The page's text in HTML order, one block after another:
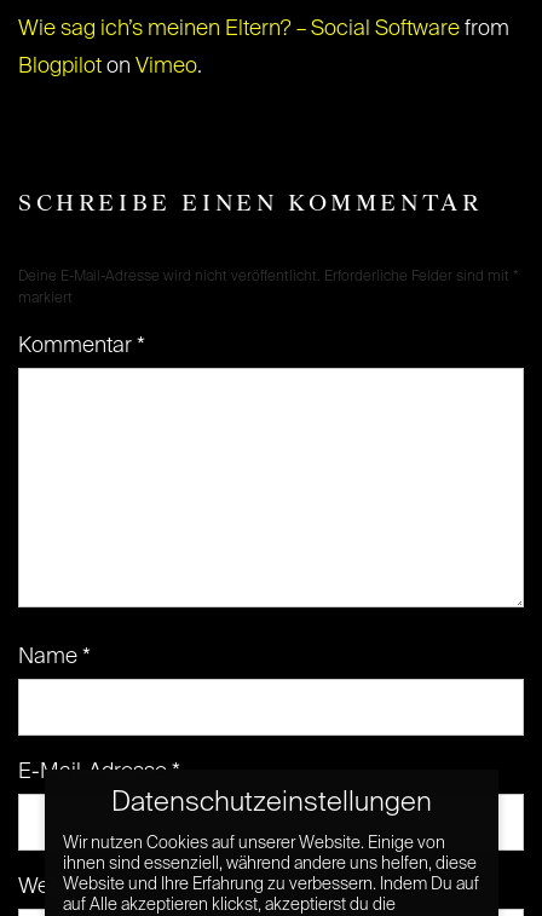
Wie sag ich’s meinen Eltern? – Social Software from
Blogpilot on Vimeo.
SCHREIBE EINEN KOMMENTAR
Deine E-Mail-Adresse wird nicht veröffentlicht. Erforderliche Felder sind mit *
markiert
Kommentar *
Name *
E-Mail-Adresse *
Website
Datenschutzeinstellungen
Wir nutzen Cookies auf unserer Website. Einige von
ihnen sind essenziell, während andere uns helfen, diese
Website und Ihre Erfahrung zu verbessern. Indem Du auf
auf Alle akzeptieren klickst, akzeptierst du die